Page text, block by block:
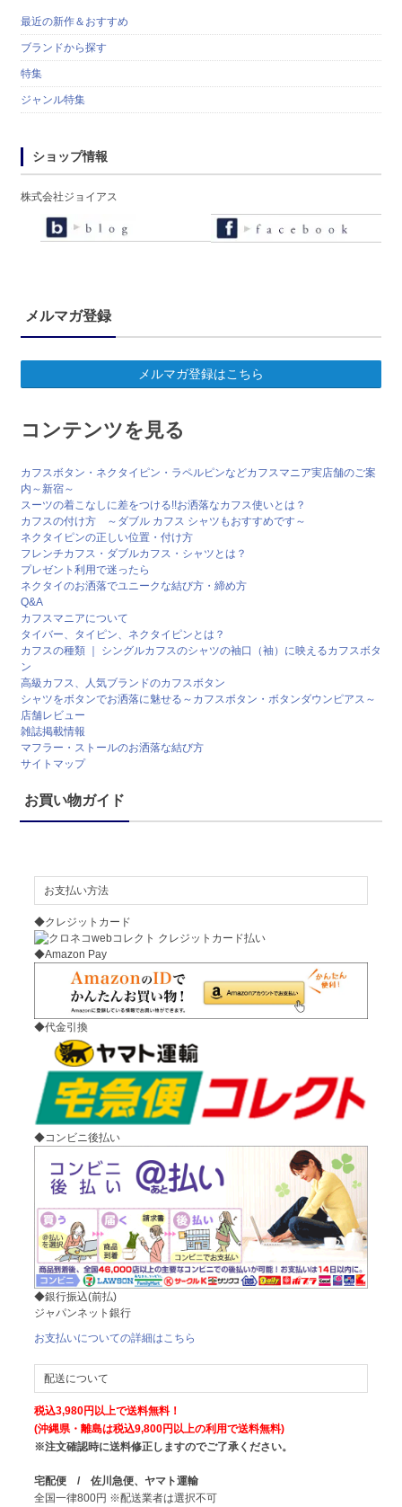
最近の新作＆おすすめ
ブランドから探す
特集
ジャンル特集
ショップ情報
株式会社ジョイアス
メルマガ登録
メルマガ登録はこちら
コンテンツを見る
カフスボタン・ネクタイピン・ラペルピンなどカフスマニア実店舗のご案
内～新宿～
スーツの着こなしに差をつける!!お洒落なカフス使いとは？
カフスの付け方 ～ダブル カフス シャツもおすすめです～
ネクタイピンの正しい位置・付け方
フレンチカフス・ダブルカフス・シャツとは？
プレゼント利用で迷ったら
ネクタイのお洒落でユニークな結び方・締め方
Q&A
カフスマニアについて
タイバー、タイピン、ネクタイピンとは？
カフスの種類 ｜ シングルカフスのシャツの袖口（袖）に映えるカフスボタ
ン
高級カフス、人気ブランドのカフスボタン
シャツをボタンでお洒落に魅せる～カフスボタン・ボタンダウンピアス～
店舗レビュー
雑誌掲載情報
マフラー・ストールのお洒落な結び方
サイトマップ
お買い物ガイド
お支払い方法
◆クレジットカード
◆Amazon Pay
◆代金引換
◆コンビニ後払い
◆銀行振込(前払)
ジャパンネット銀行
お支払いについての詳細はこちら
配送について
税込3,980円以上で送料無料！
(沖縄県・離島は税込9,800円以上の利用で送料無料)
※注文確認時に送料修正しますのでご了承ください。
宅配便 / 佐川急便、ヤマト運輸
全国一律800円 ※配送業者は選択不可